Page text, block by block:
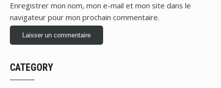
Enregistrer mon nom, mon e-mail et mon site dans le
navigateur pour mon prochain commentaire.
CATEGORY